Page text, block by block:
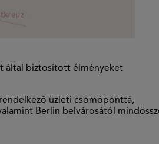
által biztosított élményeket
üzleti csomóponttá,
Berlin belvárosától